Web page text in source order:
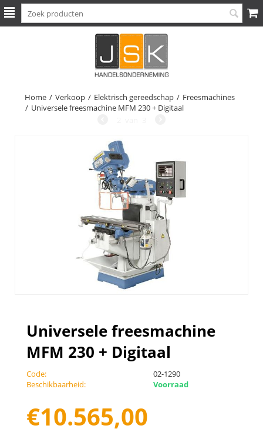
Home / Verkoop / Elektrisch gereedschap / Freesmachines
/ Universele freesmachine MFM 230 + Digitaal
Universele freesmachine
MFM 230 + Digitaal
Code:
02-1290
Beschikbaarheid:
Voorraad
€10.565,00